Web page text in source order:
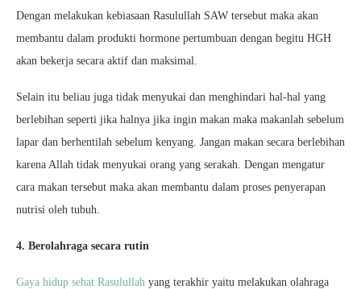
Dengan melakukan kebiasaan Rasulullah SAW tersebut maka akan
membantu dalam produkti hormone pertumbuan dengan begitu HGH
akan bekerja secara aktif dan maksimal.
Selain itu beliau juga tidak menyukai dan menghindari hal-hal yang
berlebihan seperti jika halnya jika ingin makan maka makanlah sebelum
lapar dan berhentilah sebelum kenyang. Jangan makan secara berlebihan
karena Allah tidak menyukai orang yang serakah. Dengan mengatur
cara makan tersebut maka akan membantu dalam proses penyerapan
nutrisi oleh tubuh.
4. Berolahraga secara rutin
Gaya hidup sehat Rasulullah yang terakhir yaitu melakukan olahraga